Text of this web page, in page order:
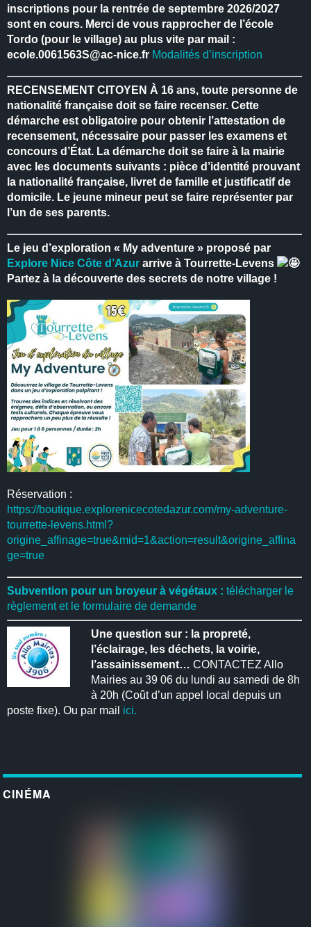
inscriptions pour la rentrée de septembre 2026/2027
sont en cours. Merci de vous rapprocher de l’école
Tordo (pour le village) au plus vite par mail :
ecole.0061563S@ac-nice.fr Modalités d’inscription
RECENSEMENT CITOYEN À 16 ans, toute personne de
nationalité française doit se faire recenser. Cette
démarche est obligatoire pour obtenir l’attestation de
recensement, nécessaire pour passer les examens et
concours d’État. La démarche doit se faire à la mairie
avec les documents suivants : pièce d’identité prouvant
la nationalité française, livret de famille et justificatif de
domicile. Le jeune mineur peut se faire représenter par
l’un de ses parents.
Le jeu d’exploration « My adventure » proposé par
Explore Nice Côte d’Azur arrive à Tourrette-Levens
Partez à la découverte des secrets de notre village !
Réservation :
https://boutique.explorenicecotedazur.com/my-adventure-
tourrette-levens.html?
origine_affinage=true&mid=1&action=result&origine_affina
ge=true
Subvention pour un broyeur à végétaux : télécharger le
règlement et le formulaire de demande
Une question sur : la propreté,
l’éclairage, les déchets, la voirie,
l’assainissement… CONTACTEZ Allo
Mairies au 39 06 du lundi au samedi de 8h
à 20h (Coût d’un appel local depuis un
poste fixe). Ou par mail ici.
CINÉMA